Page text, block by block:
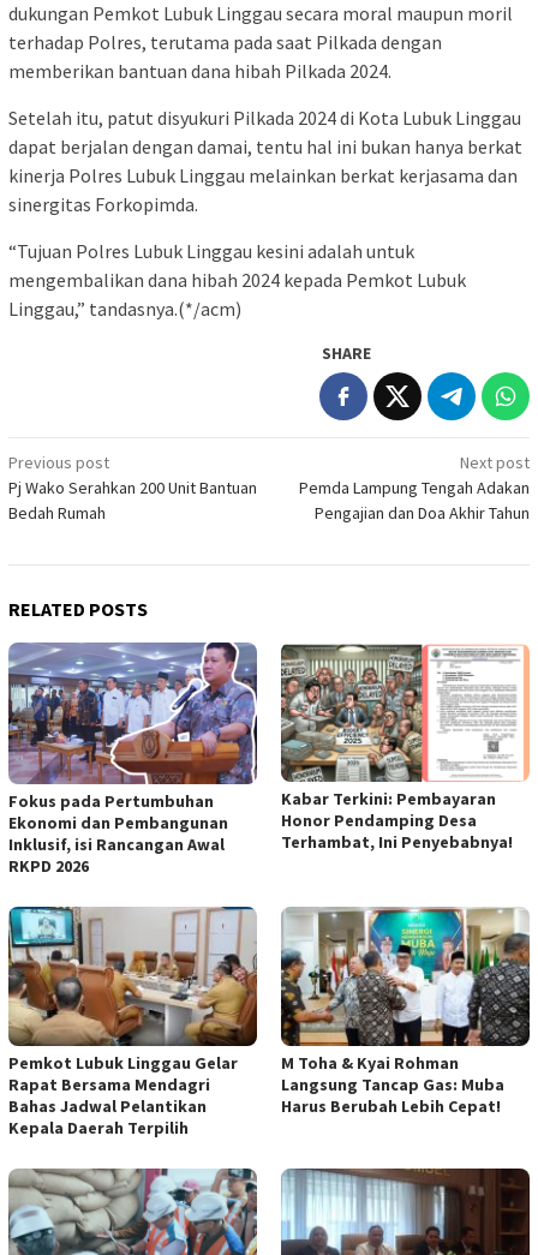
dukungan Pemkot Lubuk Linggau secara moral maupun moril
terhadap Polres, terutama pada saat Pilkada dengan
memberikan bantuan dana hibah Pilkada 2024.
Setelah itu, patut disyukuri Pilkada 2024 di Kota Lubuk Linggau
dapat berjalan dengan damai, tentu hal ini bukan hanya berkat
kinerja Polres Lubuk Linggau melainkan berkat kerjasama dan
sinergitas Forkopimda.
“Tujuan Polres Lubuk Linggau kesini adalah untuk
mengembalikan dana hibah 2024 kepada Pemkot Lubuk
Linggau,” tandasnya.(*/acm)
SHARE
Post
navigation
Previous post
Pj Wako Serahkan 200 Unit Bantuan
Bedah Rumah
Next post
Pemda Lampung Tengah Adakan
Pengajian dan Doa Akhir Tahun
RELATED POSTS
Fokus pada Pertumbuhan
Ekonomi dan Pembangunan
Inklusif, isi Rancangan Awal
RKPD 2026
Kabar Terkini: Pembayaran
Honor Pendamping Desa
Terhambat, Ini Penyebabnya!
Pemkot Lubuk Linggau Gelar
Rapat Bersama Mendagri
Bahas Jadwal Pelantikan
Kepala Daerah Terpilih
M Toha & Kyai Rohman
Langsung Tancap Gas: Muba
Harus Berubah Lebih Cepat!